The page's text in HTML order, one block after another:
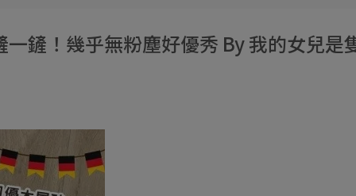
鏟！幾乎無粉塵好優秀 By 我的女兒是